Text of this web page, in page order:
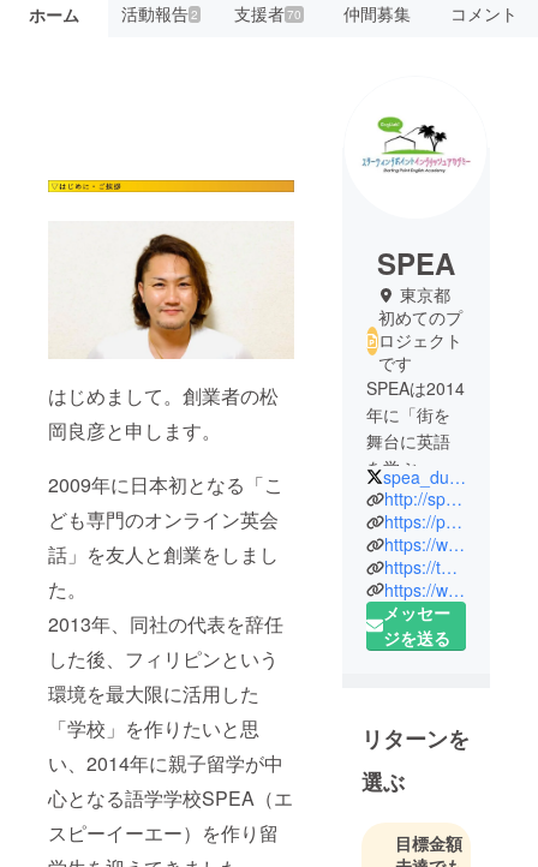
ホーム 活動報告2 支援者70 仲間募集 コメント
はじめまして。創業者の松
岡良彦と申します。
2009年に日本初となる「こ
ども専門のオンライン英会
話」を友人と創業をしまし
た。
2013年、同社の代表を辞任
した後、フィリピンという
環境を最大限に活用した
「学校」を作りたいと思
い、2014年に親子留学が中
心となる語学学校SPEA（エ
スピーイーエー）を作り留
SPEA
東京都
初めてのプ
ロジェクト
です
SPEAは2014
年に「街を
舞台に英語
を学ぶ」
というコン
セプトで、
アクティブ
ラーニング
を主軸に開
校をした学
校です。
1000名以上
の卒業生の
排出をして
た。
spea_dumaguete
http://sp-ea.com
https://peraichi.com/landing_pages/view/spea
https://www.facebook.com/startingpointenglishacademy/
https://twitter.com/spea_dumaguete
https://www.instagram.com/spea.pic/
メッセー
ジを送る
リターンを
選ぶ
目標金額